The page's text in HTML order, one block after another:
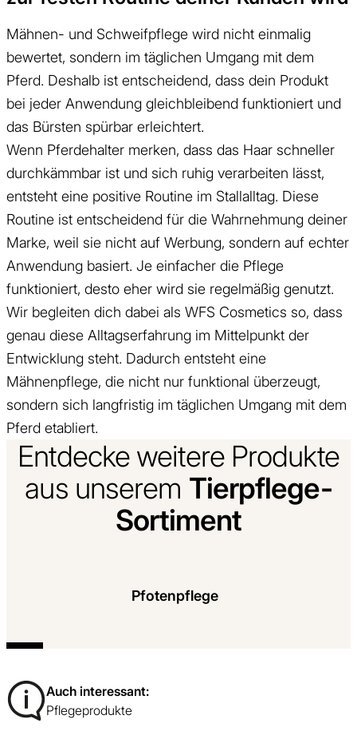
Mähnen- und Schweifpflege wird nicht einmalig
bewertet, sondern im täglichen Umgang mit dem
Pferd. Deshalb ist entscheidend, dass dein Produkt
bei jeder Anwendung gleichbleibend funktioniert und
das Bürsten spürbar erleichtert.
Wenn Pferdehalter merken, dass das Haar schneller
durchkämmbar ist und sich ruhig verarbeiten lässt,
entsteht eine positive Routine im Stallalltag. Diese
Routine ist entscheidend für die Wahrnehmung deiner
Marke, weil sie nicht auf Werbung, sondern auf echter
Anwendung basiert. Je einfacher die Pflege
funktioniert, desto eher wird sie regelmäßig genutzt.
Wir begleiten dich dabei als WFS Cosmetics so, dass
genau diese Alltagserfahrung im Mittelpunkt der
Entwicklung steht. Dadurch entsteht eine
Mähnenpflege, die nicht nur funktional überzeugt,
sondern sich langfristig im täglichen Umgang mit dem
Pferd etabliert.
Entdecke weitere Produkte
aus unserem Tierpflege-
Sortiment
Pfotenpflege
Auch interessant:
Pflegeprodukte